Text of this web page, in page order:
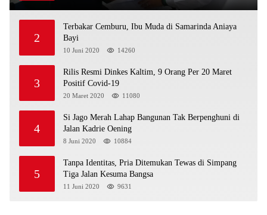
2
Terbakar Cemburu, Ibu Muda di Samarinda Aniaya
Bayi
10 Juni 2020 14260
3
Rilis Resmi Dinkes Kaltim, 9 Orang Per 20 Maret
Positif Covid-19
20 Maret 2020 11080
4
Si Jago Merah Lahap Bangunan Tak Berpenghuni di
Jalan Kadrie Oening
8 Juni 2020 10884
5
Tanpa Identitas, Pria Ditemukan Tewas di Simpang
Tiga Jalan Kesuma Bangsa
11 Juni 2020 9631